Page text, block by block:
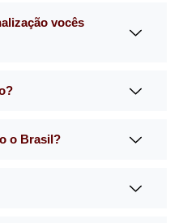
vocês
o Brasil?